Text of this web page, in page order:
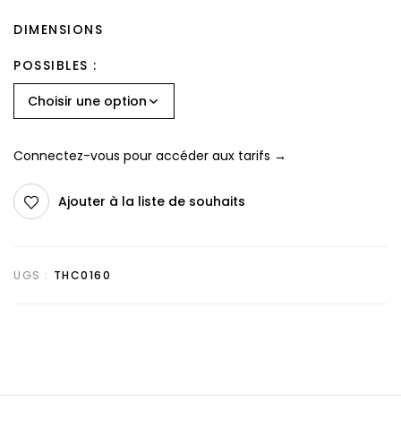
DIMENSIONS
POSSIBLES
Connectez-vous pour accéder aux tarifs →
Ajouter à la liste de souhaits
UGS : THC0160